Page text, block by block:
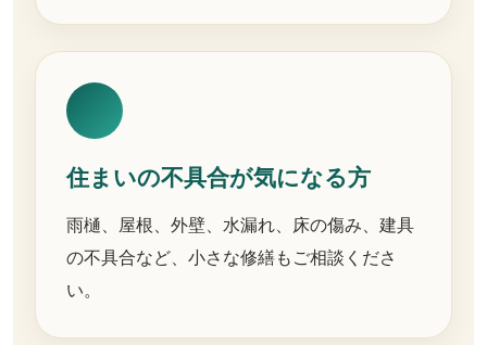
住まいの不具合が気になる方
雨樋、屋根、外壁、水漏れ、床の傷み、建具
の不具合など、小さな修繕もご相談くださ
い。